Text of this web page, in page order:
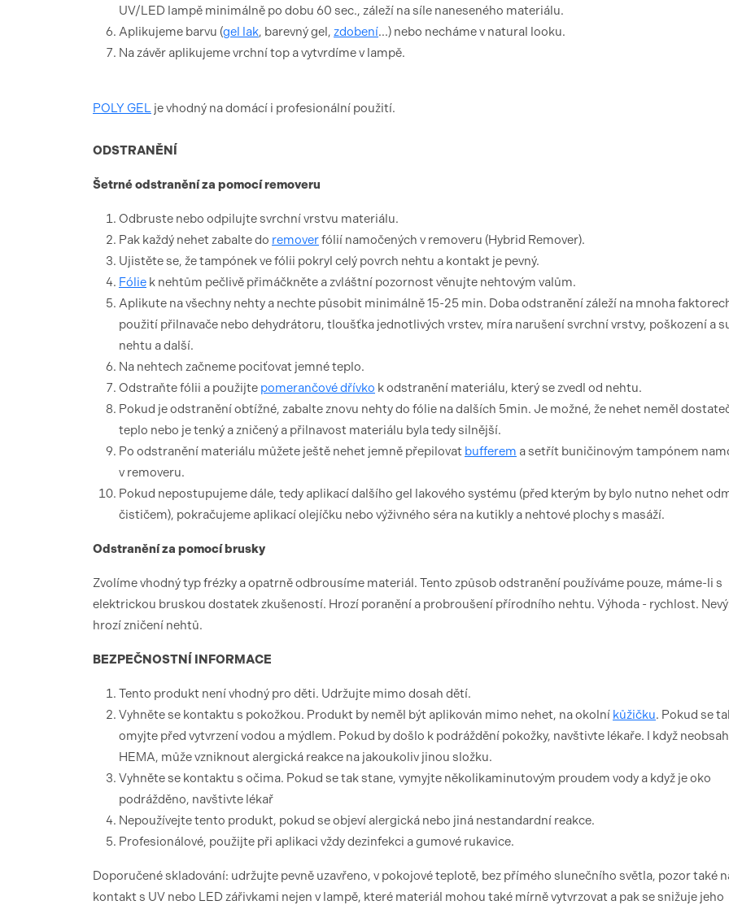
UV/LED lampě minimálně po dobu 60 sec., záleží na síle naneseného materiálu.
Aplikujeme barvu (gel lak, barevný gel, zdobení...) nebo necháme v natural looku.
Na závěr aplikujeme vrchní top a vytvrdíme v lampě.
POLY GEL je vhodný na domácí i profesionální použití.
ODSTRANĚNÍ
Šetrné odstranění za pomocí removeru
Odbruste nebo odpilujte svrchní vrstvu materiálu.
Pak každý nehet zabalte do removerfólií namočených v removeru (Hybrid Remover).
Ujistěte se, že tampónek ve fólii pokryl celý povrch nehtu a kontakt je pevný.
Fólie k nehtům pečlivě přimáčkněte a zvláštní pozornost věnujte nehtovým valům.
Aplikute na všechny nehty a nechte působit minimálně 15-25 min. Doba odstranění záleží na mnoha
použití přilnavače nebo dehydrátoru, tloušťka jednotlivých vrstev, míra narušení svrchní vrstvy, poškození a
nehtu a další.
Na nehtech začneme pociťovat jemné teplo.
Odstraňte fólii a použijte pomerančové dřívko k odstranění materiálu, který se zvedl od nehtu.
Pokud je odstranění obtížné, zabalte znovu nehty do fólie na dalších 5min. Je možné, že nehet neměl
teplo nebo je tenký a zničený a přilnavost materiálu byla tedy silnější.
Po odstranění materiálu můžete ještě nehet jemně přepilovat bufferem a setřít buničinovým tampónem
v removeru.
Pokud nepostupujeme dále, tedy aplikací dalšího gel lakového systému (před kterým by bylo nutno nehet
čističem), pokračujeme aplikací olejíčku nebo výživného séra na kutikly a nehtové plochy s masáží.
Odstranění za pomocí brusky
Zvolíme vhodný typ frézky a opatrně odbrousíme materiál. Tento způsob odstranění používáme pouze, máme-li s
elektrickou bruskou dostatek zkušeností. Hrozí poranění a probroušení přírodního nehtu. Výhoda - rychlost.
hrozí zničení nehtů.
BEZPEČNOSTNÍ INFORMACE
Tento produkt není vhodný pro děti. Udržujte mimo dosah dětí.
Vyhněte se kontaktu s pokožkou. Produkt by neměl být aplikován mimo nehet, na okolní kůžičku. Pokud se
omyjte před vytvrzení vodou a mýdlem. Pokud by došlo k podráždění pokožky, navštivte lékaře. I když
HEMA, může vzniknout alergická reakce na jakoukoliv jinou složku.
Vyhněte se kontaktu s očima. Pokud se tak stane, vymyjte několikaminutovým proudem vody a když je oko
podrážděno, navštivte lékař
Nepoužívejte tento produkt, pokud se objeví alergická nebo jiná nestandardní reakce.
Profesionálové, použijte při aplikaci vždy dezinfekci a gumové rukavice.
Doporučené skladování: udržujte pevně uzavřeno, v pokojové teplotě, bez přímého slunečního světla, pozor také
kontakt s UV nebo LED zářivkami nejen v lampě, které materiál mohou také mírně vytvrzovat a pak se snižuje jeho